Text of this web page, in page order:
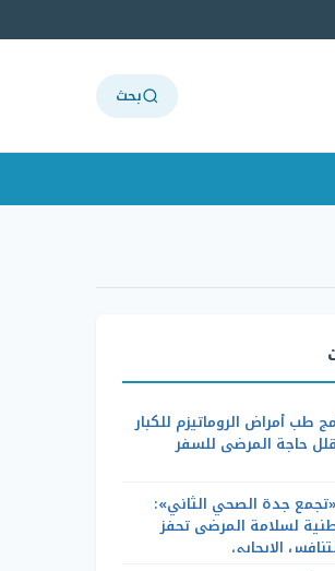
بحث
طب أمراض الروماتيزم للكبار
حاجة المرضى للسفر
جدة الصحي الثاني»:
لسلامة المرضى تحفز
الإيجابي